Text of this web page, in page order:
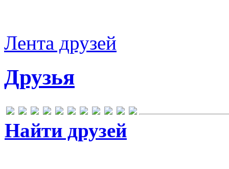
Лента друзей
Друзья
Найти друзей